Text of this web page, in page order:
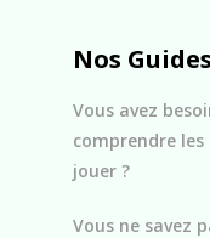
Nos Guides
Vous avez
comprendre
jouer ?
Vous ne savez